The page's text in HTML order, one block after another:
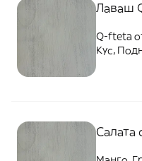
Лаваш
Q-fteta
Кус,
Салата